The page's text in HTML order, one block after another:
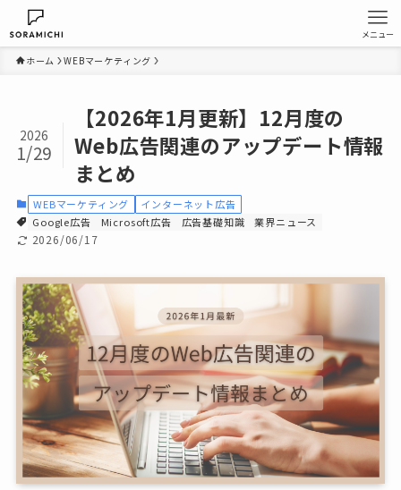
メニュー
ホーム WEBマーケティング
【2026年1月更新】12月度の
Web広告関連のアップデート情報
まとめ
2026
1/29
WEBマーケティング
インターネット広告
Google広告
Microsoft広告 広告基礎知識 業界ニュース
2026/06/17